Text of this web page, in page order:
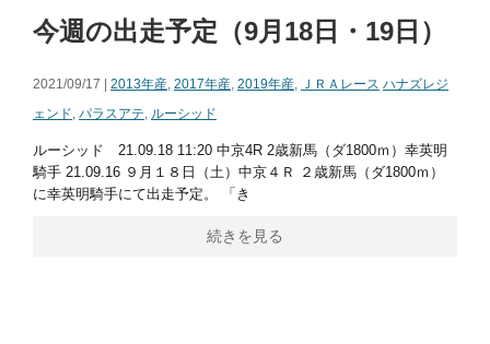
今週の出走予定（9月18日・19日）
2021/09/17 | 2013年産, 2017年産, 2019年産, ＪＲＡレース ハナズレジ
ェンド, パラスアテ, ルーシッド
ルーシッド 21.09.18 11:20 中京4R 2歳新馬（ダ1800ｍ）幸英明
騎手 21.09.16 ９月１８日（土）中京４Ｒ ２歳新馬（ダ1800ｍ）
に幸英明騎手にて出走予定。 「き
続きを見る